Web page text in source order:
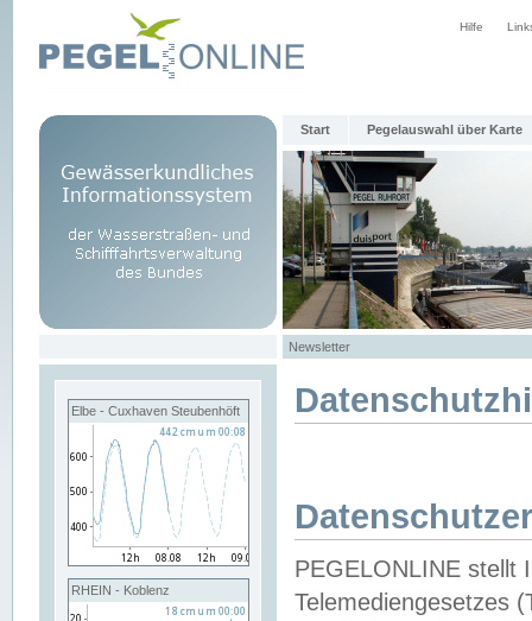
Hilfe
Start Pegelauswahl über Karte
Newsletter
Elbe - Cuxhaven Steubenhöft
RHEIN - Koblenz
PEGELONLINE stellt
Telemediengesetzes